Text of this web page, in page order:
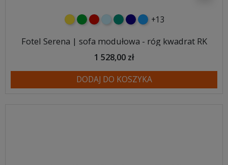
żółtyzielonyczerwony
błękitnyturkusowy
granatowy
niebieski
+13
Fotel Serena | sofa modułowa - róg kwadrat RK
1 528,00 zł
DODAJ DO KOSZYKA